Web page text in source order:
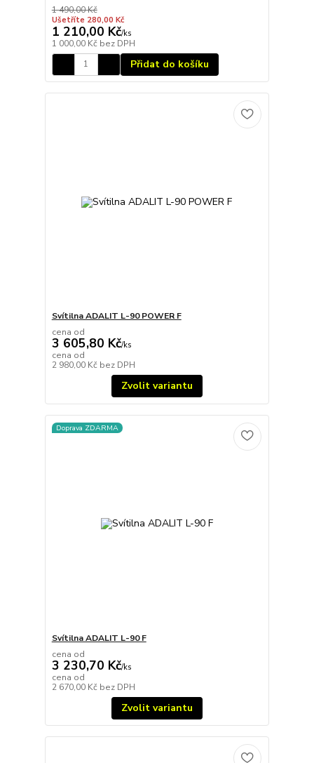
1 490,00 Kč
Ušetříte 280,00 Kč
1 210,00 Kč/ks
1 000,00 Kč bez DPH
Přidat do košíku
Svítilna ADALIT L-90 POWER F
cena od
3 605,80 Kč/ks
cena od
2 980,00 Kč bez DPH
Zvolit variantu
Doprava ZDARMA
Svítilna ADALIT L-90 F
cena od
3 230,70 Kč/ks
cena od
2 670,00 Kč bez DPH
Zvolit variantu